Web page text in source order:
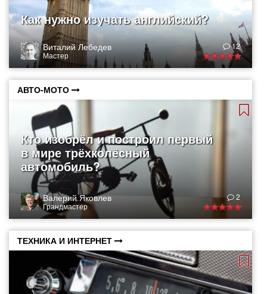
Как нужно изучать английский?
Виталий Лебедев
Мастер
12
АВТО-МОТО
Кто изобрёл и построил первый
в мире трёхколёсный
автомобиль?
Валерий Яковлев
Грандмастер
2
ТЕХНИКА И ИНТЕРНЕТ